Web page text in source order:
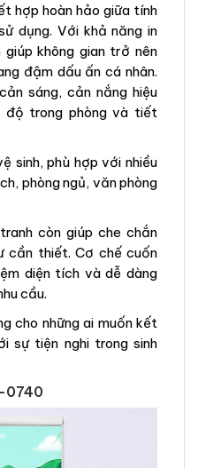
hợp hoàn hảo giữa tính
dụng. Với khả năng in
giúp không gian trở nên
đậm dấu ấn cá nhân.
sáng, cản nắng hiệu
độ trong phòng và tiết
sinh, phù hợp với nhiều
phòng ngủ, văn phòng
còn giúp che chắn
cần thiết. Cơ chế cuốn
diện tích và dễ dàng
cầu.
cho những ai muốn kết
sự tiện nghi trong sinh
0740